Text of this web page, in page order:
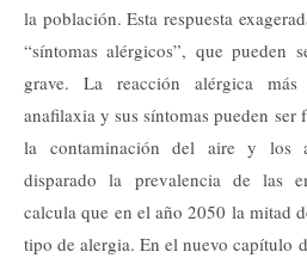
la población. Esta respuesta
“síntomas alérgicos”, que pueden
grave. La reacción alérgica
anafilaxia y sus síntomas pueden
la contaminación del aire y los
disparado la prevalencia de las
calcula que en el año 2050 la mitad
tipo de alergia. En el nuevo capítulo